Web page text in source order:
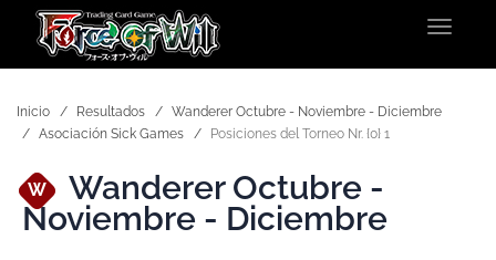
Toggle
Inicio Resultados
Wanderer Octubre - Noviembre - Diciembre
Asociación Sick Games
Posiciones del Torneo Nr. {0} 1
W Wanderer Octubre -
Noviembre - Diciembre